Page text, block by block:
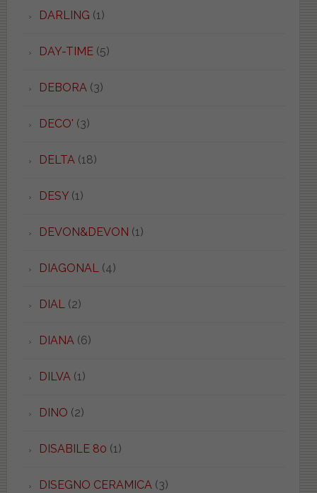
DARLING (1)
DAY-TIME(5)
DEBORA(3)
DECO' (3)
DELTA(18)
DESY(1)
DEVON&DEVON (1)
DIAGONAL(4)
DIAL(2)
DIANA(6)
DILVA(1)
DINO (2)
DISABILE 80 (1)
DISEGNO CERAMICA(3)